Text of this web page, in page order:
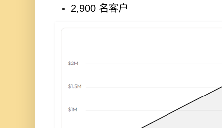
2,900 名客户